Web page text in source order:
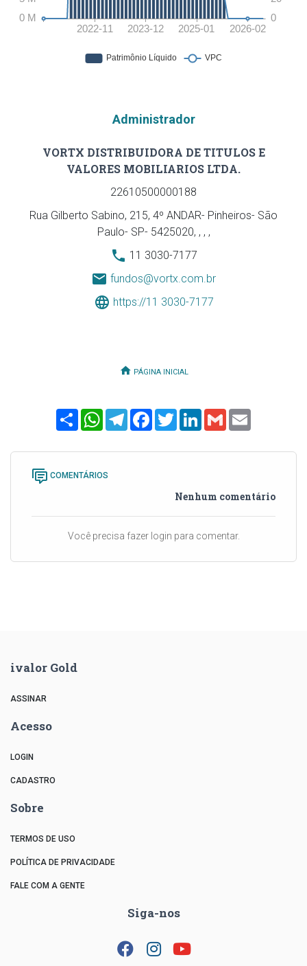
Administrador
VORTX DISTRIBUIDORA DE TITULOS E
VALORES MOBILIARIOS LTDA.
22610500000188
Rua Gilberto Sabino, 215, 4º ANDAR- Pinheiros- São
Paulo- SP- 5425020, , , ,
11 3030-7177
fundos@vortx.com.br
https://11 3030-7177
PÁGINA INICIAL
ShareWhatsAppTelegramFacebook
TwitterLinkedInGmail
COMENTÁRIOS
Nenhum comentário
Você precisa fazer login para comentar.
ivalor Gold
ASSINAR
Acesso
LOGIN
CADASTRO
Sobre
TERMOS DE USO
POLÍTICA DE PRIVACIDADE
FALE COM A GENTE
Siga-nos